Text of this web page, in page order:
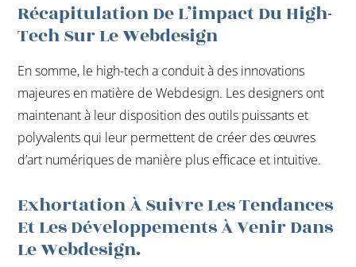
Récapitulation De L’impact Du High-
Tech Sur Le Webdesign
En somme, le high-tech a conduit à des innovations
majeures en matière de Webdesign. Les designers ont
maintenant à leur disposition des outils puissants et
polyvalents qui leur permettent de créer des œuvres
d’art numériques de manière plus efficace et intuitive.
Exhortation À Suivre Les Tendances
Et Les Développements À Venir Dans
Le Webdesign.